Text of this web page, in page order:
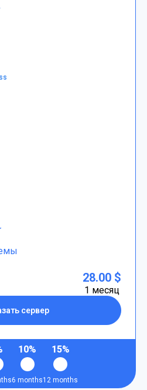
сервер
28.00 $
1 месяц
10%
6 months
15%
12 months